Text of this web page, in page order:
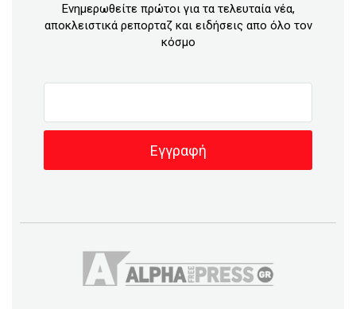
Ενημερωθείτε πρώτοι για τα τελευταία νέα,
αποκλειστικά ρεπορταζ και ειδήσεις απο όλο τον
κόσμο